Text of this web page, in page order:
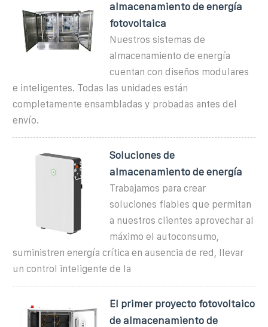
almacenamiento de energía
fotovoltaica
Nuestros sistemas de
almacenamiento de energía
cuentan con diseños modulares
e inteligentes. Todas las unidades están
completamente ensambladas y probadas antes del
envío.
Soluciones de
almacenamiento de energía
Trabajamos para crear
soluciones fiables que permitan
a nuestros clientes aprovechar al
máximo el autoconsumo,
suministren energía crítica en ausencia de red, llevar
un control inteligente de la
El primer proyecto fotovoltaico
de almacenamiento de